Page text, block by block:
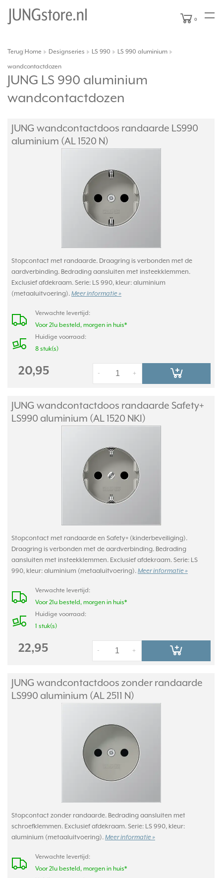
0
Terug Home Designseries LS 990
LS 990 aluminium
wandcontactdozen
JUNG LS 990 aluminium
wandcontactdozen
JUNG wandcontactdoos randaarde LS990
aluminium (AL 1520 N)
Stopcontact met randaarde. Draagring is verbonden met de
aardverbinding. Bedrading aansluiten met insteekklemmen.
Exclusief afdekraam. Serie: LS 990, kleur: aluminium
(metaaluitvoering). Meer informatie »
Verwachte levertijd:
Voor 21u besteld, morgen in huis*
Huidige voorraad:
8 stuk(s)
20,95 +
-
JUNG wandcontactdoos randaarde Safety+
LS990 aluminium (AL 1520 NKI)
Stopcontact met randaarde en Safety+ (kinderbeveiliging).
Draagring is verbonden met de aardverbinding. Bedrading
aansluiten met insteekklemmen. Exclusief afdekraam. Serie: LS
990, kleur: aluminium (metaaluitvoering). Meer informatie »
Verwachte levertijd:
Voor 21u besteld, morgen in huis*
Huidige voorraad:
1 stuk(s)
22,95 +
-
JUNG wandcontactdoos zonder randaarde
LS990 aluminium (AL 2511 N)
Stopcontact zonder randaarde. Bedrading aansluiten met
schroefklemmen. Exclusief afdekraam. Serie: LS 990, kleur:
aluminium (metaaluitvoering). Meer informatie »
Verwachte levertijd:
Voor 21u besteld, morgen in huis*